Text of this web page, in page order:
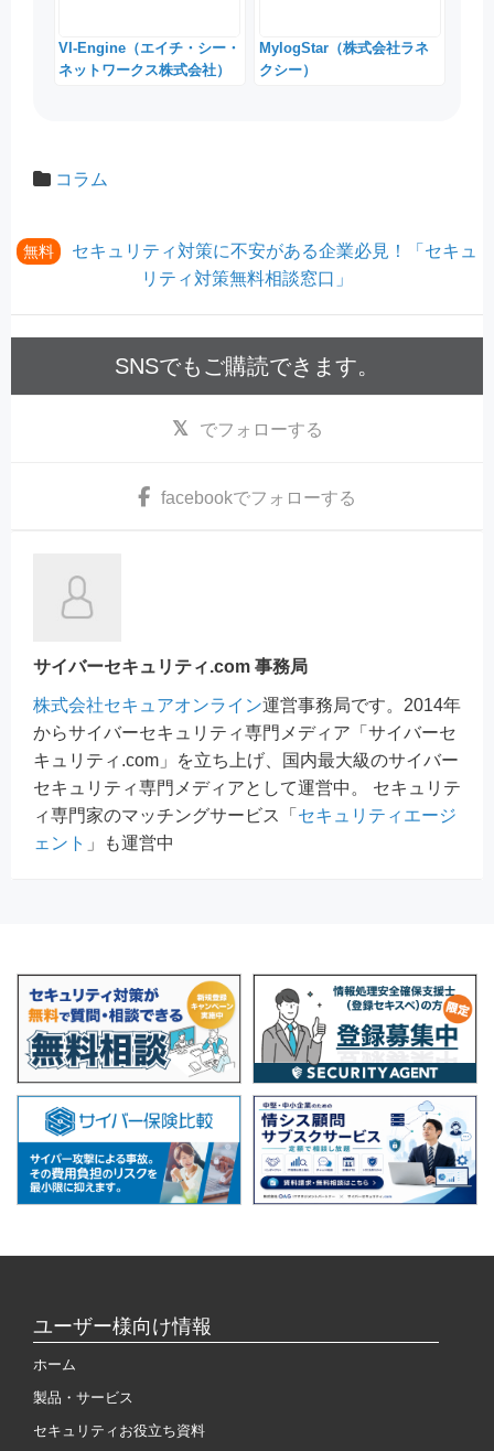
VI-Engine（エイチ・シー・
ネットワークス株式会社）
MylogStar（株式会社ラネ
クシー）
コラム
無料
セキュリティ対策に不安がある企業必見！「セキュ
リティ対策無料相談窓口」
SNSでもご購読できます。
でフォローする
facebookでフォローする
サイバーセキュリティ.com 事務局
株式会社セキュアオンライン運営事務局です。2014年
からサイバーセキュリティ専門メディア「サイバーセ
キュリティ.com」を立ち上げ、国内最大級のサイバー
セキュリティ専門メディアとして運営中。 セキュリテ
ィ専門家のマッチングサービス「 セキュリティエージ
ェント 」も運営中
ユーザー様向け情報
ホーム
製品・サービス
セキュリティお役立ち資料